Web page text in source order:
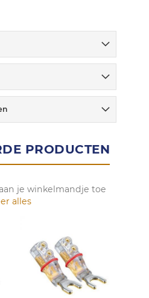
PRODUCTEN
je winkelmandje toe
alles